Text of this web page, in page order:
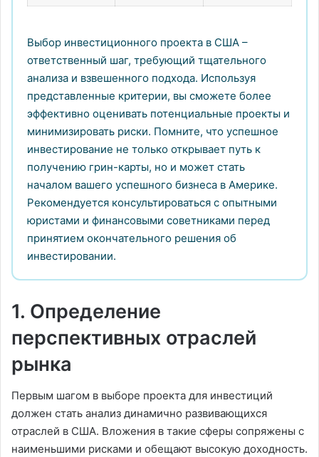
Выбор инвестиционного проекта в США –
ответственный шаг, требующий тщательного
анализа и взвешенного подхода. Используя
представленные критерии, вы сможете более
эффективно оценивать потенциальные проекты и
минимизировать риски. Помните, что успешное
инвестирование не только открывает путь к
получению грин-карты, но и может стать
началом вашего успешного бизнеса в Америке.
Рекомендуется консультироваться с опытными
юристами и финансовыми советниками перед
принятием окончательного решения об
инвестировании.
1. Определение
перспективных отраслей
рынка
Первым шагом в выборе проекта для инвестиций
должен стать анализ динамично развивающихся
отраслей в США. Вложения в такие сферы сопряжены с
наименьшими рисками и обещают высокую доходность.